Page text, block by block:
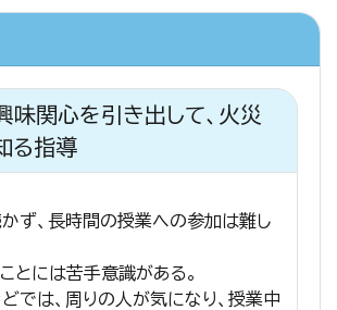
味関心を引き出して、火災
る指導
かず、長時間の授業への参加は難し
とには苦手意識がある。
どでは、周りの人が気になり、授業中